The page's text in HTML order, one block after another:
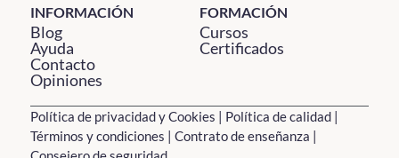
INFORMACIÓN
Blog
Ayuda
Contacto
Opiniones
FORMACIÓN
Cursos
Certificados
Política de privacidad y Cookies | Política de calidad|
Términos y condiciones | Contrato de enseñanza |